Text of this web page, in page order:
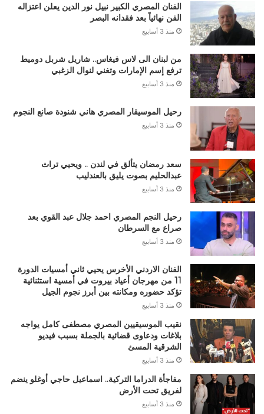
الفنان المصري الكبير نبيل نور الدين يعلن اعتزاله
الفن نهائياً بعد فقدانه البصر
منذ 3 أسابيع
من لبنان الى لاس فيغاس.. شاريل شربل دوميط
ترفع إسم الإمارات وتغني لنوال الزغبي
منذ 3 أسابيع
رحيل الموسيقار المصري هاني شنودة صانع النجوم
منذ 3 أسابيع
سعد رمضان يتألق في لندن .. ويحيي تراث
عبدالحليم بصوت يليق بالعندليب
منذ 3 أسابيع
رحيل النجم المصري احمد جلال عبد القوي بعد
صراع مع السرطان
منذ 3 أسابيع
الفنان الاردني الأخرس يحيي ثاني أمسيات الدورة
11 من مهرجان أعياد بيروت في أمسية استثنائية
تؤكد حضوره ومكانته بين أبرز نجوم الجيل
منذ 3 أسابيع
نقيب الموسيقيين المصري مصطفى كامل يواجه
بلاغات ودعاوى قضائية بالجملة بسبب فيديو
الشرقية المسئ
منذ 3 أسابيع
مفاجأة الدراما التركية.. اسماعيل حاجي أوغلو ينضم
لفريق تحت الأرض
منذ 3 أسابيع